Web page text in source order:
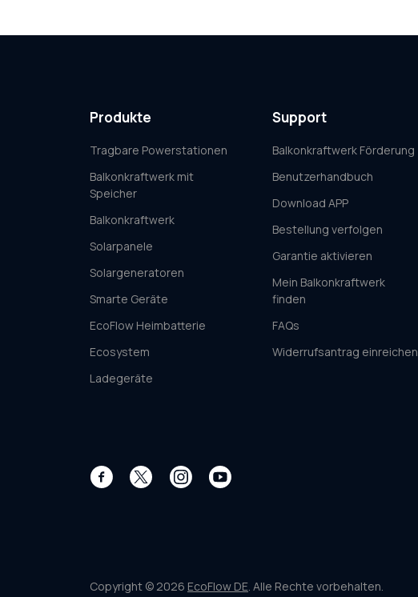
Produkte
Tragbare Powerstationen
Balkonkraftwerk mit
Speicher
Balkonkraftwerk
Solarpanele
Solargeneratoren
Smarte Geräte
EcoFlow Heimbatterie
Ecosystem
Ladegeräte
Support
Balkonkraftwerk Förderung
Benutzerhandbuch
Download APP
Bestellung verfolgen
Garantie aktivieren
Mein Balkonkraftwerk
finden
FAQs
Widerrufsantrag einreichen
Copyright © 2026 EcoFlow DE . Alle Rechte vorbehalten.